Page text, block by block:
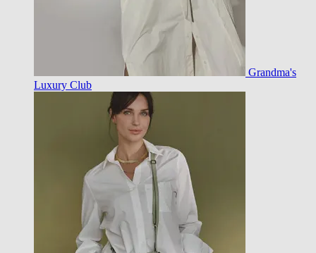
Grandma's
Luxury Club